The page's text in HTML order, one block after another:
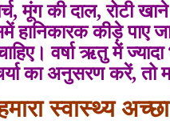
मूंग की दाल, रोटी
कीड़े पाए
वर्षा ऋतु में ज्यादा
का अनुसरण करें, तो
स्वास्थ्य